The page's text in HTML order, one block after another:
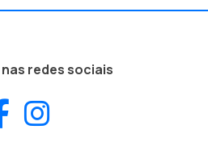
redes sociais
Facebook